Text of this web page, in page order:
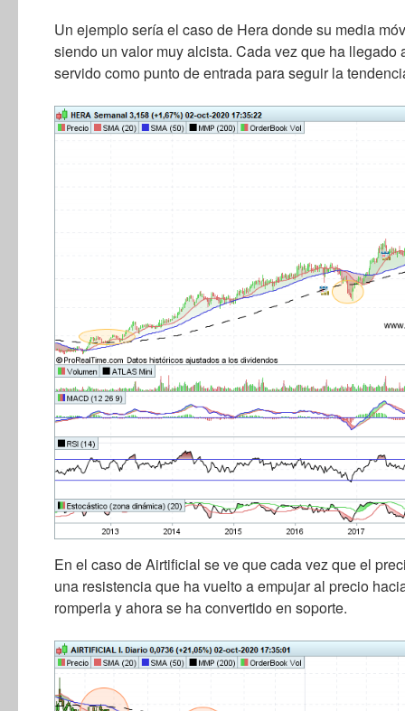
Un ejemplo sería el caso de Hera donde su media
siendo un valor muy alcista. Cada vez que ha llegado
servido como punto de entrada para seguir la
En el caso de Airtificial se ve que cada vez que el
una resistencia que ha vuelto a empujar al precio
romperla y ahora se ha convertido en soporte.